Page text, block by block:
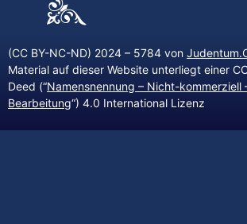
(CC BY-NC-ND) 2024 – 5784 von
Material auf dieser Website unterliegt einer
Deed (“Namensnennung – Nicht-kommerziell
Bearbeitung“) 4.0 International Lizenz